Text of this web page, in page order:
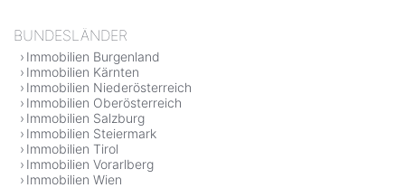
BUNDESLÄNDER
Immobilien Burgenland
Immobilien Kärnten
Immobilien Niederösterreich
Immobilien Oberösterreich
Immobilien Salzburg
Immobilien Steiermark
Immobilien Tirol
Immobilien Vorarlberg
Immobilien Wien